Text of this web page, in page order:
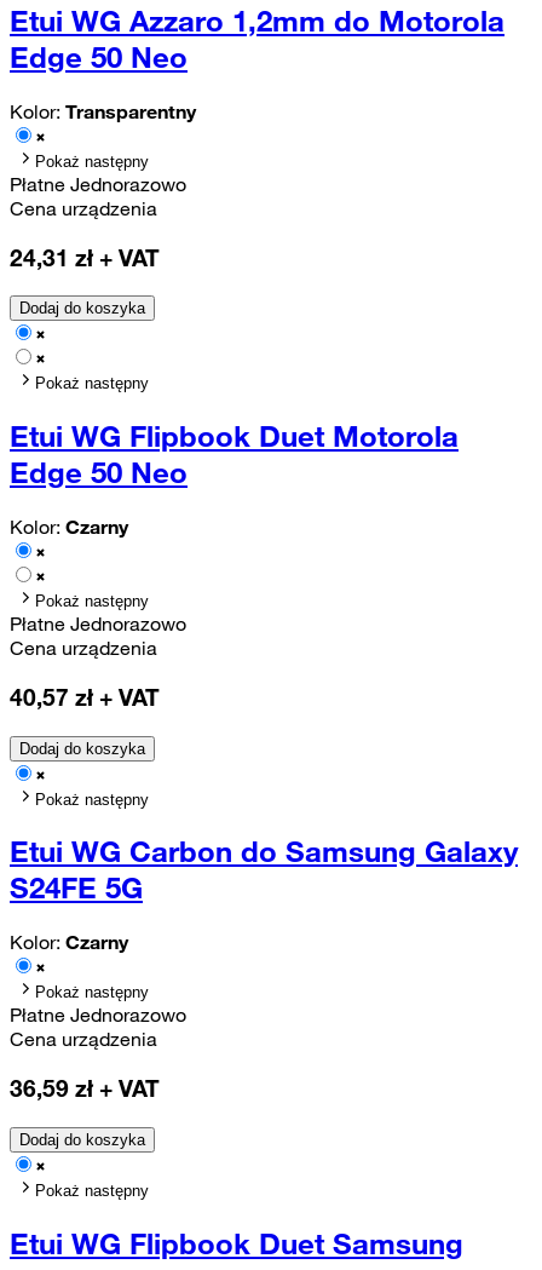
Etui WG Azzaro 1,2mm do Motorola
Edge 50 Neo
Kolor: Transparentny
Pokaż następny
Płatne Jednorazowo
Cena urządzenia
24,31 zł + VAT
Dodaj do koszyka
Pokaż następny
Etui WG Flipbook Duet Motorola
Edge 50 Neo
Kolor: Czarny
Pokaż następny
Płatne Jednorazowo
Cena urządzenia
40,57 zł + VAT
Dodaj do koszyka
Pokaż następny
Etui WG Carbon do Samsung Galaxy
S24FE 5G
Kolor: Czarny
Pokaż następny
Płatne Jednorazowo
Cena urządzenia
36,59 zł + VAT
Dodaj do koszyka
Pokaż następny
Etui WG Flipbook Duet Samsung